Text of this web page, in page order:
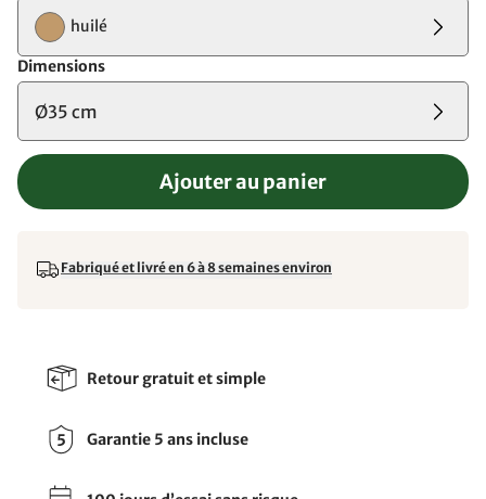
huilé
Dimensions
Ø35 cm
Ajouter au panier
Fabriqué et livré en 6 à 8 semaines environ
Retour gratuit et simple
Garantie 5 ans incluse